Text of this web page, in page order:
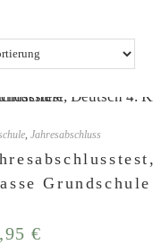
,Jahresabschluss
Grundschule
€